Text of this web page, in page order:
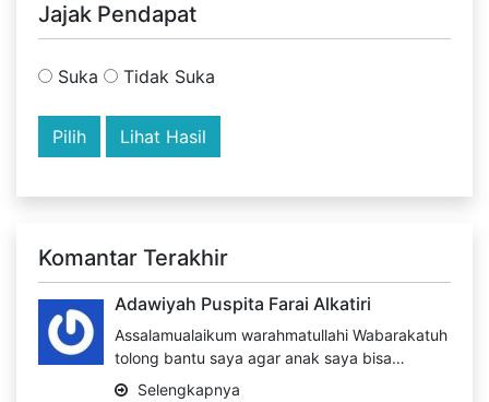
Jajak Pendapat
Suka Tidak Suka
Lihat Hasil
Komantar Terakhir
Adawiyah Puspita Farai Alkatiri
Assalamualaikum warahmatullahi Wabarakatuh
tolong bantu saya agar anak saya bisa…
Selengkapnya